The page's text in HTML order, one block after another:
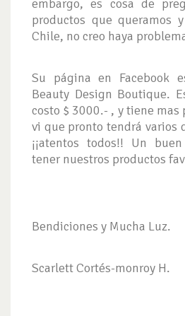
embargo, es cosa de
productos que queramos
Chile, no creo haya
Su página en Facebook
Beauty Design Boutique.
costo $ 3000.- , y tiene mas
vi que pronto tendrá varios
¡¡atentos todos!! Un
tener nuestros productos
Bendiciones y Mucha Luz.
Scarlett Cortés-monroy H.